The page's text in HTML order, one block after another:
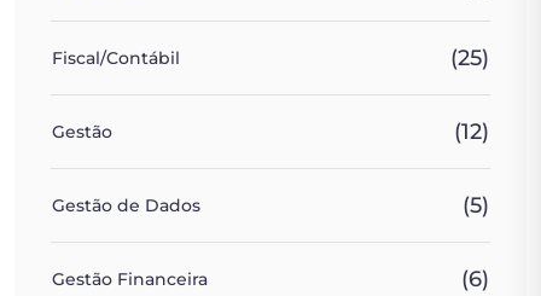
Fiscal/Contábil (25)
Gestão (12)
Gestão de Dados (5)
Gestão Financeira (6)